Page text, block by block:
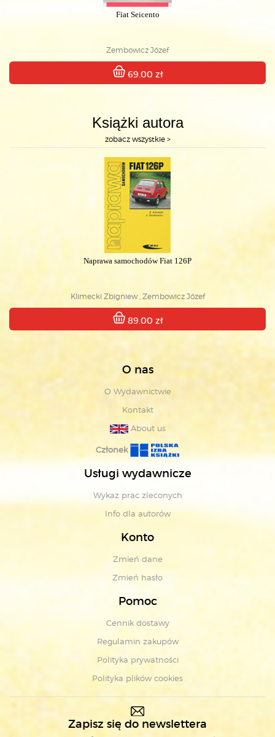
Fiat Seicento
Zembowicz Józef
69.00 zł
Książki autora
zobacz wszystkie >
Naprawa samochodów Fiat 126P
Klimecki Zbigniew , Zembowicz Józef
89.00 zł
O nas
O Wydawnictwie
Kontakt
About us
Członek
Usługi wydawnicze
Wykaz prac zleconych
Info dla autorów
Konto
Zmień dane
Zmień hasło
Pomoc
Cennik dostawy
Regulamin zakupów
Polityka prywatności
Polityka plików cookies
Zapisz się do newslettera